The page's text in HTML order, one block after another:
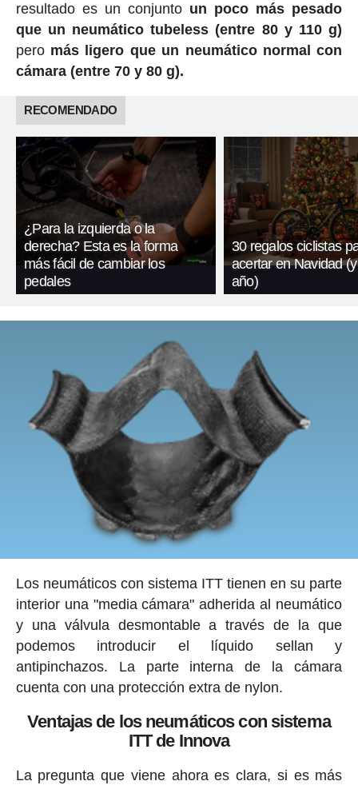
resultado es un conjunto un poco más pesado
que un neumático tubeless (entre 80 y 110 g)
pero más ligero que un neumático normal con
cámara (entre 70 y 80 g).
RECOMENDADO
¿Para la izquierda o la
derecha? Esta es la forma
más fácil de cambiar los
pedales
30 regalos ciclistas
acertar en Navidad
año)
Los neumáticos con sistema ITT tienen en su parte
interior una "media cámara" adherida al neumático
y una válvula desmontable a través de la que
podemos introducir el líquido sellan y
antipinchazos. La parte interna de la cámara
cuenta con una protección extra de nylon.
Ventajas de los neumáticos con sistema
ITT de Innova
La pregunta que viene ahora es clara, si es más